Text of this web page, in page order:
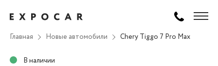
Главная Новые автомобили Chery Tiggo 7 Pro Max
В наличии